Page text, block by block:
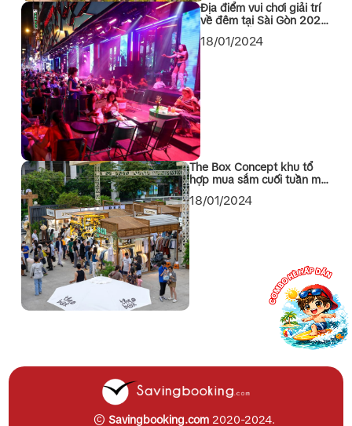
Địa điểm vui chơi giải trí
về đêm tại Sài Gòn 2024
không thể bỏ qua
18/01/2024
The Box Concept khu tổ
hợp mua sắm cuối tuần mới
18/01/2024
© Savingbooking.com2020-2024.